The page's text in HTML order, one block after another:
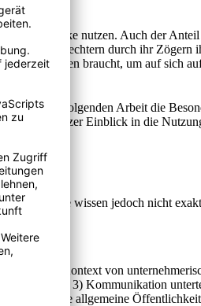
Netzwerke nutzen. Auch der
verschlechtern durch ihr Zögern
Schaltungen braucht, um auf sich
in der folgenden Arbeit die
folgt ein kurzer Einblick in die
etc., sie wissen jedoch nicht
im Kontext von
(Kapitel 3) Kommunikation
–, auf die allgemeine